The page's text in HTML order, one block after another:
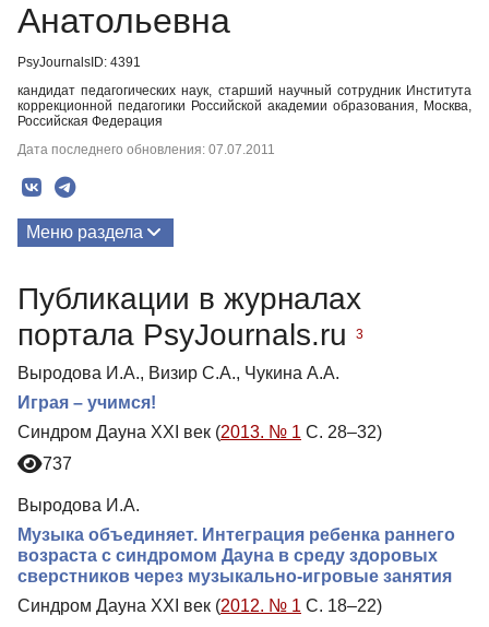
Анатольевна
PsyJournalsID: 4391
кандидат педагогических наук, старший научный сотрудник Института
коррекционной педагогики Российской академии образования, Москва,
Российская Федерация
Дата последнего обновления: 07.07.2011
Меню раздела
Публикации в журналах
портала PsyJournals.ru
3
Выродова И.А., Визир С.А., Чукина А.А.
Играя – учимся!
Синдром Дауна XXI век (2013. № 1 С. 28–32)
737
Выродова И.А.
Музыка объединяет. Интеграция ребенка раннего
возраста с синдромом Дауна в среду здоровых
сверстников через музыкально-игровые занятия
Синдром Дауна XXI век (2012. № 1 С. 18–22)